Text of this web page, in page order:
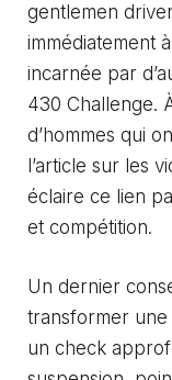
gentlemen
immédiatement
incarnée par
430 Challenge.
d’hommes qui
l’article sur les
éclaire ce lien
et compétition.
Un dernier
transformer
un check